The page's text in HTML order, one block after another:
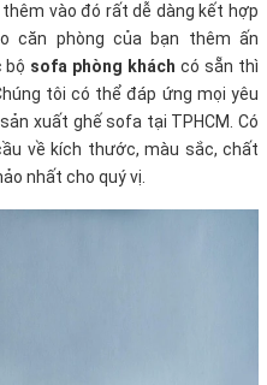
vào đó rất dễ dàng kết hợp
căn phòng của bạn thêm ấn
bộ sofa phòng khách có sẵn thì
tôi có thể đáp ứng mọi yêu
xuất ghế sofa tại TPHCM. Có
về kích thước, màu sắc, chất
nhất cho quý vị.